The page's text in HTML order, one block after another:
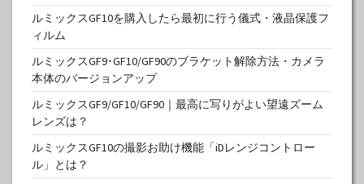
ルミックスGF10を購入したら最初に行う儀式・液晶保護フ
ィルム
ルミックスGF9･GF10/GF90のブラケット解除方法・カメラ
本体のバージョンアップ
ルミックスGF9/GF10/GF90｜最高に写りがよい望遠ズーム
レンズは？
ルミックスGF10の撮影お助け機能「iDレンジコントロー
ル」とは？